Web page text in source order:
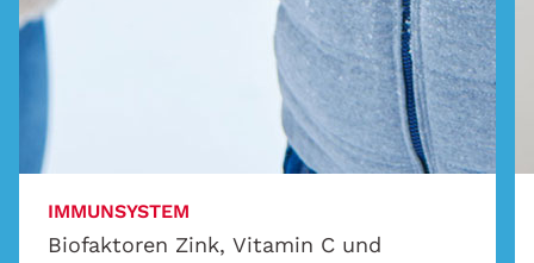
IMMUNSYSTEM
Biofaktoren Zink, Vitamin C und